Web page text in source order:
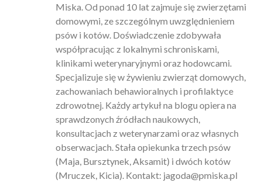
Miska. Od ponad 10 lat zajmuje się zwierzętami
domowymi, ze szczególnym uwzględnieniem
psów i kotów. Doświadczenie zdobywała
współpracując z lokalnymi schroniskami,
klinikami weterynaryjnymi oraz hodowcami.
Specjalizuje się w żywieniu zwierząt domowych,
zachowaniach behawioralnych i profilaktyce
zdrowotnej. Każdy artykuł na blogu opiera na
sprawdzonych źródłach naukowych,
konsultacjach z weterynarzami oraz własnych
obserwacjach. Stała opiekunka trzech psów
(Maja, Bursztynek, Aksamit) i dwóch kotów
(Mruczek, Kicia). Kontakt: jagoda@pmiska.pl